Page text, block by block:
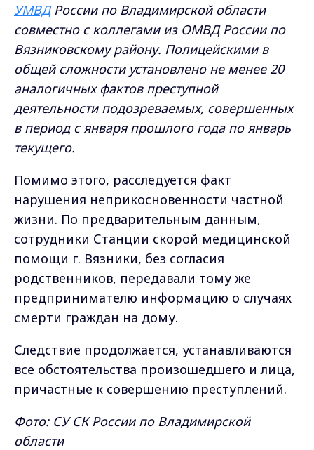
УМВДРоссии по Владимирской области
совместно с коллегами из ОМВД России по
Вязниковскому району. Полицейскими в
общей сложности установлено не менее 20
аналогичных фактов преступной
деятельности подозреваемых, совершенных
в период с января прошлого года по январь
текущего.
Помимо этого, расследуется факт
нарушения неприкосновенности частной
жизни. По предварительным данным,
сотрудники Станции скорой медицинской
помощи г. Вязники, без согласия
родственников, передавали тому же
предпринимателю информацию о случаях
смерти граждан на дому.
Следствие продолжается, устанавливаются
все обстоятельства произошедшего и лица,
причастные к совершению преступлений.
Фото: СУ СК России по Владимирской
области